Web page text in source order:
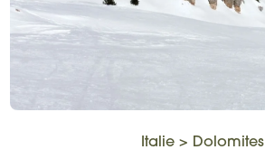
Italie > Dolomites